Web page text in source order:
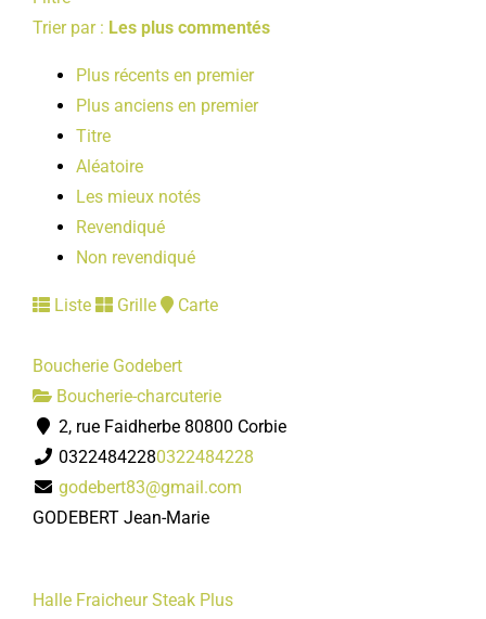
LOISIRS
PUBLICATIONS
Trier par : Les plus commentés
Plus récents en premier
Plus anciens en premier
Titre
Aléatoire
Les mieux notés
Revendiqué
Non revendiqué
Liste Grille Carte
Boucherie Godebert
Boucherie-charcuterie
2, rue Faidherbe 80800 Corbie
03224842280322484228
godebert83@gmail.com
GODEBERT Jean-Marie
Halle Fraicheur Steak Plus